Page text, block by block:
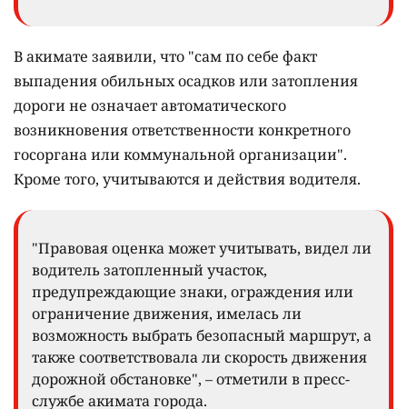
В акимате заявили, что "сам по себе факт
выпадения обильных осадков или затопления
дороги не означает автоматического
возникновения ответственности конкретного
госоргана или коммунальной организации".
Кроме того, учитываются и действия водителя.
"Правовая оценка может учитывать, видел ли
водитель затопленный участок,
предупреждающие знаки, ограждения или
ограничение движения, имелась ли
возможность выбрать безопасный маршрут, а
также соответствовала ли скорость движения
дорожной обстановке", – отметили в пресс-
службе акимата города.